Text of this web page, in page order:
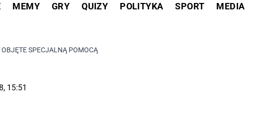
MEMY GRY QUIZY POLITYKA SPORT MEDIA
SPECJALNĄ POMOCĄ
15:51